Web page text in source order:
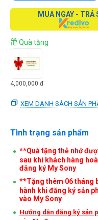
MUA NGAY - TRẢ
Quà tặng
4,000,000 đ
XEM DANH SÁCH SẢN
Tình trạng sản phẩm
**Quà tặng thẻ nhớ
sau khi khách hàng
đăng ký My Sony
**Tặng thêm 06 tháng
hành khi đăng ký sản
vào My Sony
Hướng dẫn đăng ký sản